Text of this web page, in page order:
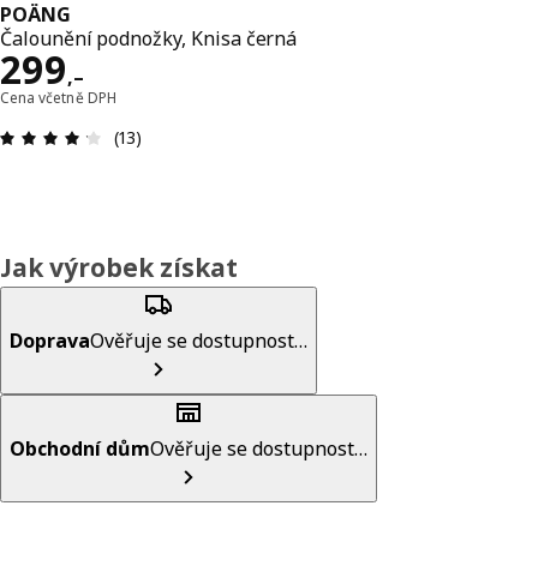
POÄNG
Čalounění podnožky, Knisa černá
299,–
Cena 299,–
Cena včetně DPH
(13)
Jak výrobek získat
DopravaOvěřuje se dostupnost…
Obchodní důmOvěřuje se dostupnost…